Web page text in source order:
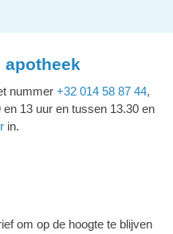
apotheek
nummer +32 014 58 87 44,
13 uur en tussen 13.30 en
in.
om op de hoogte te blijven